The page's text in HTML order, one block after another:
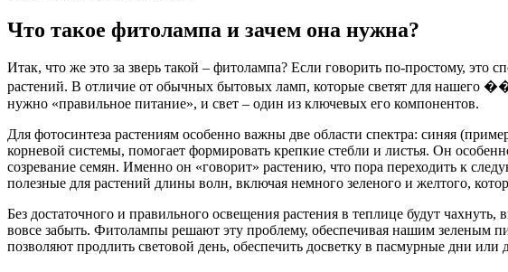
Что такое фитолампа и зачем она нужна?
Итак, что же это за зверь такой – фитолампа? Если говорить по-простому,
растений. В отличие от обычных бытовых ламп, которые светят для нашего
нужно «правильное питание», и свет – один из ключевых его компонентов.
Для фотосинтеза растениям особенно важны две области спектра: синяя
корневой системы, помогает формировать крепкие стебли и листья. Он
созревание семян. Именно он «говорит» растению, что пора переходить к
полезные для растений длины волн, включая немного зеленого и желтого,
Без достаточного и правильного освещения растения в теплице будут
вовсе забыть. Фитолампы решают эту проблему, обеспечивая нашим зеленым
позволяют продлить световой день, обеспечить досветку в пасмурные дни